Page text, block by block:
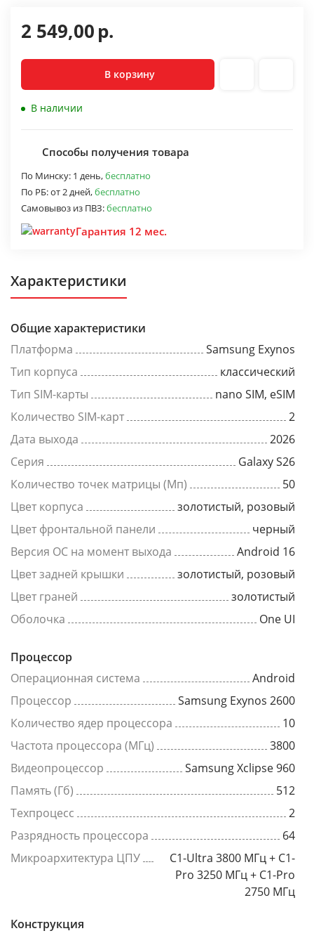
2 549,00р.
В корзину
В наличии
Способы получения товара
По Минску: 1 день,бесплатно
По РБ:от 2 дней,бесплатно
Самовывоз из ПВЗ:бесплатно
Гарантия 12 мес.
Характеристики
Общие характеристики
Платформа
Samsung Exynos
Тип корпуса
классический
Тип SIM-карты
nano SIM, eSIM
Количество SIM-карт
2
Дата выхода
2026
Серия
Galaxy S26
Количество точек матрицы (Мп)
50
Цвет корпуса
золотистый, розовый
Цвет фронтальной панели
черный
Версия ОС на момент выхода
Android 16
Цвет задней крышки
золотистый, розовый
Цвет граней
золотистый
Оболочка
One UI
Процессор
Операционная система
Android
Процессор
Samsung Exynos 2600
Количество ядер процессора
10
Частота процессора (МГц)
3800
Видеопроцессор
Samsung Xclipse 960
Память (Гб)
512
Техпроцесс
2
Разрядность процессора
64
Микроархитектура ЦПУ
C1-Ultra 3800 МГц + C1-
Pro 3250 МГц + C1-Pro
2750 МГц
Конструкция